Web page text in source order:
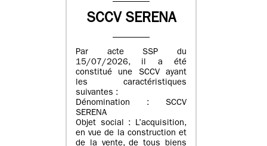
SCCV SERENA
Par acte SSP du
15/07/2026, il a été
constitué une SCCV ayant
les caractéristiques
suivantes :
Dénomination : SCCV
SERENA
Objet social : L’acquisition,
en vue de la construction et
de la vente, de tous biens